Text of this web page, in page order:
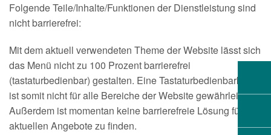
Folgende Teile/Inhalte/Funktionen der Dienstleistung sind
nicht barrierefrei:
Mit dem aktuell verwendeten Theme der Website lässt sich
das Menü nicht zu 100 Prozent barrierefrei
(tastaturbedienbar) gestalten. Eine Tastaturbedienbarkeit
ist somit nicht für alle Bereiche der Website gewährleistet.
Außerdem ist momentan keine barrierefreie Lösung für die
aktuellen Angebote zu finden.